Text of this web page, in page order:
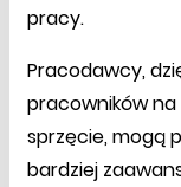
pracy.
Pracodawcy,
pracowników
sprzęcie, mogą
bardziej